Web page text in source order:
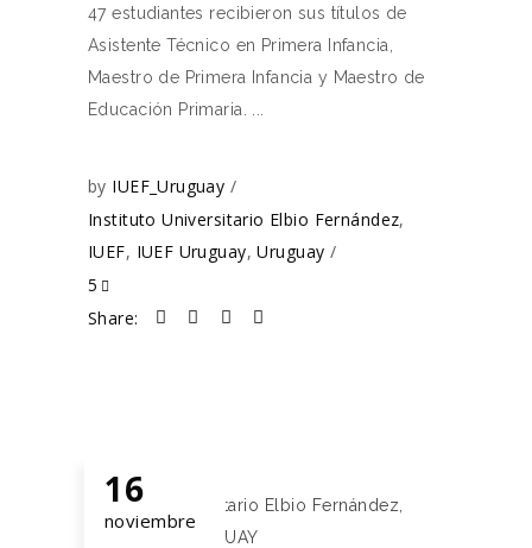
47 estudiantes recibieron sus títulos de
Asistente Técnico en Primera Infancia,
Maestro de Primera Infancia y Maestro de
Educación Primaria.
by IUEF_Uruguay
Instituto Universitario Elbio Fernández,
IUEF, IUEF Uruguay,Uruguay
5
Share:
16
noviembre
Instituto Universitario Elbio Fernández
IUEF URUGUAY